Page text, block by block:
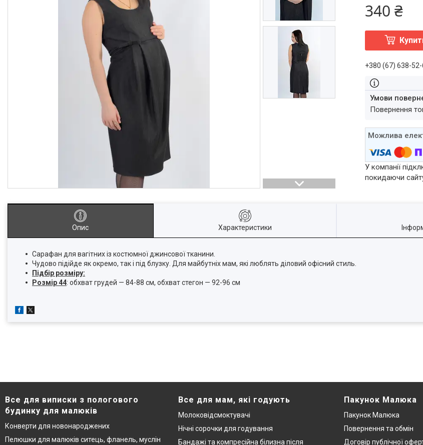
340 ₴
+380 (67) 638-
повернення
У компанії
покидаючи
Опис Характеристики
Сарафан для вагітних із костюмної джинсової тканини.
Чудово підійде як окремо, так і під блузку. Для майбутніх мам, які люблять діловий офісний стиль.
Підбір розміру:
Розмір 44: обхват грудей — 84-88 см, обхват стегон — 92-96 см
Все для виписки з пологового
будинку для малюків
Конверти для новонароджених
Пелюшки для малюків ситець, фланель, муслін
Все для мам, які годують
Молоковідсмоктувачі
Нічні сорочки для годування
Бандажі та компресійна білизна після
Пакунок Малюка
Пакунок Малюка
Повернення та обмін
Договір публічної